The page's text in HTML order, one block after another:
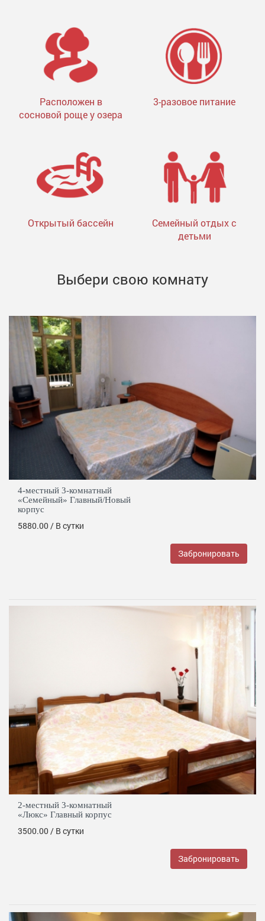
Расположен в
сосновой роще у озера
3-разовое питание
Открытый бассейн
Семейный отдых с
детьми
Выбери свою комнату
4-местный 3-комнатный
«Семейный» Главный/Новый
корпус
5880.00 / В сутки
Забронировать
2-местный 3-комнатный
«Люкс» Главный корпус
3500.00 / В сутки
Забронировать